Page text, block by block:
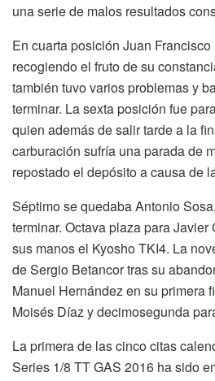
una serie de malos resultados
En cuarta posición Juan
recogiendo el fruto de su
también tuvo varios problemas y
terminar. La sexta posición fue
quien además de salir tarde a la
carburación sufría una parada de
repostado el depósito a causa de
Séptimo se quedaba Antonio
terminar. Octava plaza para Javier
sus manos el Kyosho TKI4. La
de Sergio Betancor tras su
Manuel Hernández en su primera
Moisés Díaz y decimosegunda
La primera de las cinco citas
Series 1/8 TT GAS 2016 ha sido